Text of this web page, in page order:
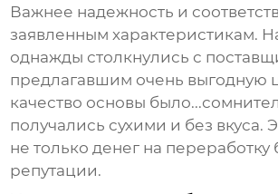
Важнее надежность и
заявленным характеристикам.
однажды столкнулись с
предлагавшим очень выгодную
качество основы
получались сухими и без вкуса.
не только денег на переработку
репутации.